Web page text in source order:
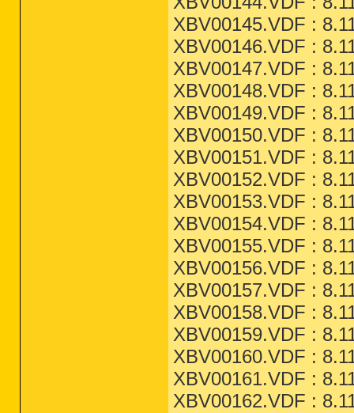
XBV00145.VDF :
XBV00146.VDF :
XBV00147.VDF :
XBV00148.VDF :
XBV00149.VDF :
XBV00150.VDF :
XBV00151.VDF :
XBV00152.VDF :
XBV00153.VDF :
XBV00154.VDF :
XBV00155.VDF :
XBV00156.VDF :
XBV00157.VDF :
XBV00158.VDF :
XBV00159.VDF :
XBV00160.VDF :
XBV00161.VDF :
XBV00162.VDF :